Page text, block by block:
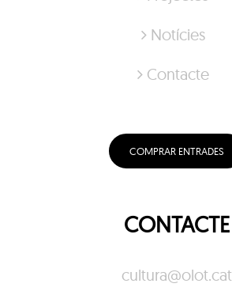
Notícies
Contacte
COMPRAR ENTRADES
CONTACTE
cultura@olot.cat